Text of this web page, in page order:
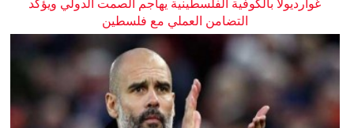
غوارديولا بالكوفية الفلسطينية يهاجم الصمت الدولي ويؤكد
التضامن العملي مع فلسطين